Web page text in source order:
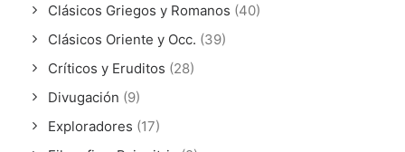
Clásicos Griegos y Romanos (40)
Clásicos Oriente y Occ. (39)
Críticos y Eruditos (28)
Divugación (9)
Exploradores (17)